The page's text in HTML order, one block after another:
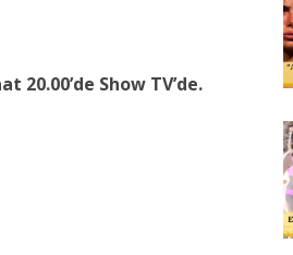
20.00’de Show TV’de.